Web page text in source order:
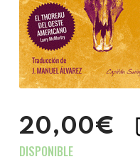
20,00€